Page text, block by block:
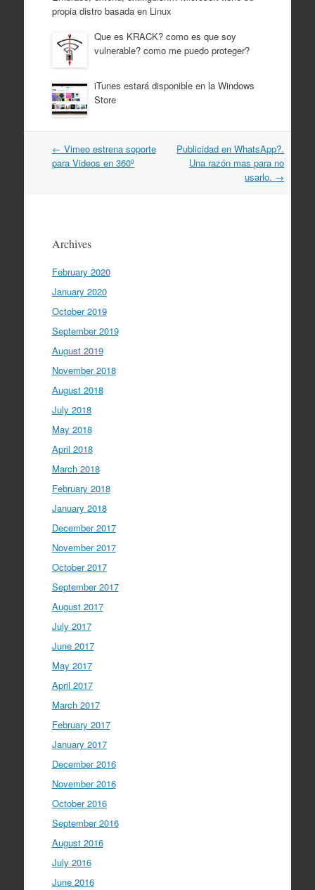
propia distro basada en Linux
Que es KRACK? como es que soy
vulnerable? como me puedo proteger?
iTunes estará disponible en la Windows
Store
Post
navigation
← Vimeo estrena soporte
para Videos en 360º
Publicidad en WhatsApp?.
Una razón mas para no
usarlo. →
Archives
February 2020
January 2020
October 2019
September 2019
August 2019
November 2018
August 2018
July 2018
May 2018
April 2018
March 2018
February 2018
January 2018
December 2017
November 2017
October 2017
September 2017
August 2017
July 2017
June 2017
May 2017
April 2017
March 2017
February 2017
January 2017
December 2016
November 2016
October 2016
September 2016
August 2016
July 2016
June 2016